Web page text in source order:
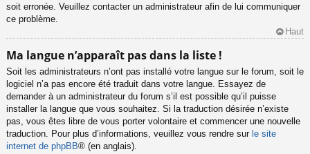
soit erronée. Veuillez contacter un administrateur afin de lui communiquer
ce problème.
Haut
Ma langue n’apparaît pas dans la liste !
Soit les administrateurs n’ont pas installé votre langue sur le forum, soit le
logiciel n’a pas encore été traduit dans votre langue. Essayez de
demander à un administrateur du forum s’il est possible qu’il puisse
installer la langue que vous souhaitez. Si la traduction désirée n’existe
pas, vous êtes libre de vous porter volontaire et commencer une nouvelle
traduction. Pour plus d’informations, veuillez vous rendre sur le site
internet de phpBB® (en anglais).